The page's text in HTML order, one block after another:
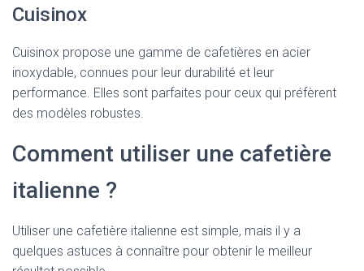
Cuisinox
Cuisinox propose une gamme de cafetières en acier
inoxydable, connues pour leur durabilité et leur
performance. Elles sont parfaites pour ceux qui préfèrent
des modèles robustes.
Comment utiliser une cafetière
italienne ?
Utiliser une cafetière italienne est simple, mais il y a
quelques astuces à connaître pour obtenir le meilleur